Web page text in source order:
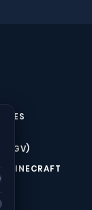
(CGV)
MINECRAFT